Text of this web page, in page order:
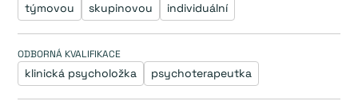
týmovou skupinovou individuální
ODBORNÁ KVALIFIKACE
klinická psycholožka psychoterapeutka